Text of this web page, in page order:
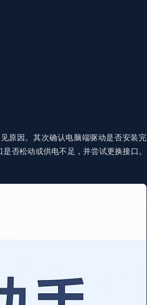
原因。其次确认电脑端驱动是否安装完
否松动或供电不足，并尝试更换接口。